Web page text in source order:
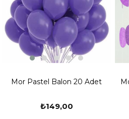
Mor Pastel Balon 20 Adet
₺149,00